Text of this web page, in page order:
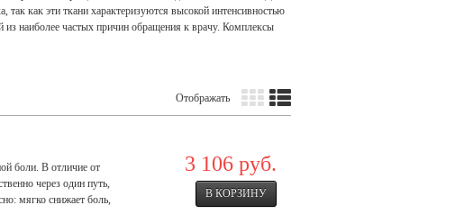
так как эти ткани характеризуются высокой интенсивностью
наиболее частых причин обращения к врачу. Комплексы
Отображать
боли. В отличие от
через один путь,
мягко снижает боль,
3 106 руб.